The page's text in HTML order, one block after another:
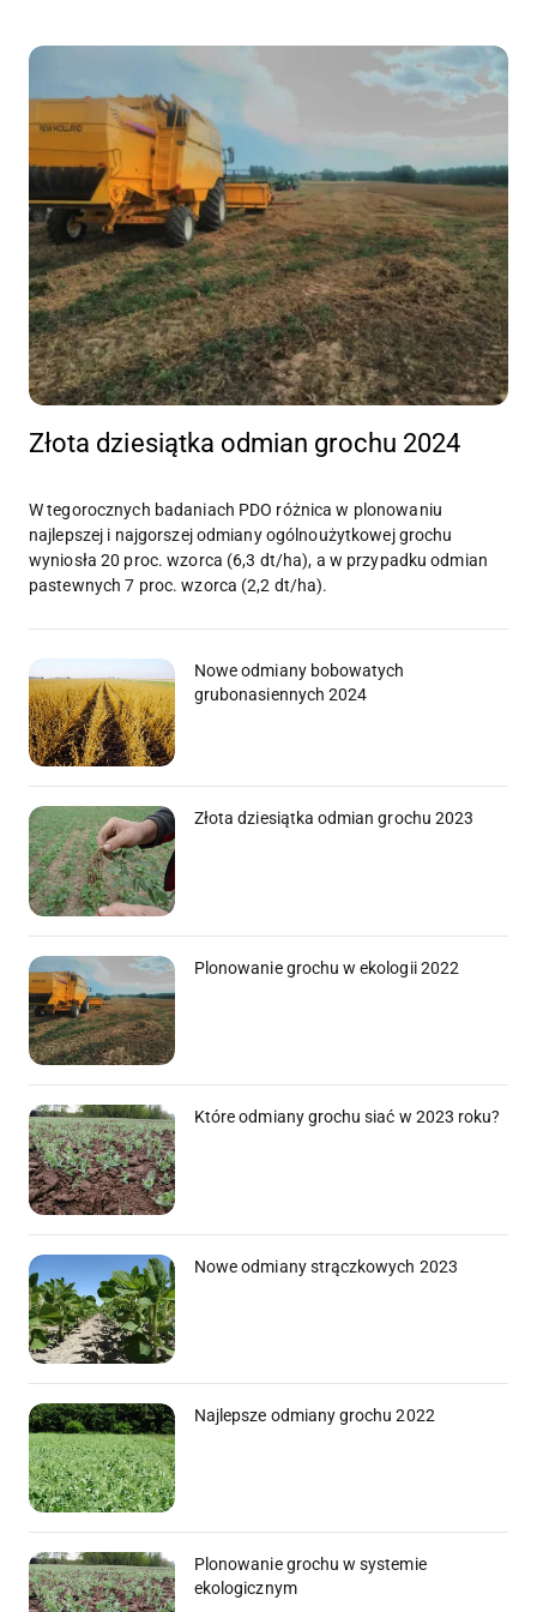
Złota dziesiątka odmian grochu 2024
W tegorocznych badaniach PDO różnica w plonowaniu
najlepszej i najgorszej odmiany ogólnoużytkowej grochu
wyniosła 20 proc. wzorca (6,3 dt/ha), a w przypadku odmian
pastewnych 7 proc. wzorca (2,2 dt/ha).
Nowe odmiany bobowatych
grubonasiennych 2024
Złota dziesiątka odmian grochu 2023
Plonowanie grochu w ekologii 2022
Które odmiany grochu siać w 2023 roku?
Nowe odmiany strączkowych 2023
Najlepsze odmiany grochu 2022
Plonowanie grochu w systemie
ekologicznym